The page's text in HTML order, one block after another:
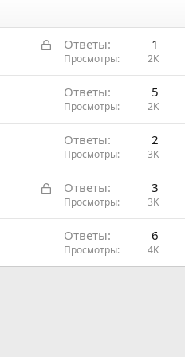
З
к
т
Ответы 1
Просмотры 2K
Ответы 5
Просмотры 2K
Ответы 2
Просмотры 3K
З
к
т
Ответы 3
Просмотры 3K
Ответы 6
Просмотры 4K